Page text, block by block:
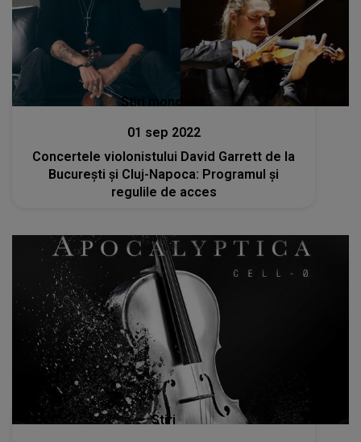
Stiri mondene
01 sep 2022
Concertele violonistului David Garrett de la
Bucureşti şi Cluj-Napoca: Programul și
regulile de acces
Stiri